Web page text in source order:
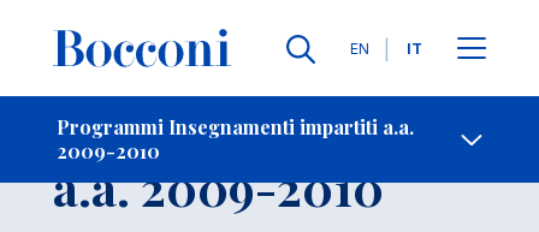
Lingue
EN IT
Programmi Insegnamenti impartiti a.a.
2009-2010
-
Insegnamento
a.a. 2009-2010